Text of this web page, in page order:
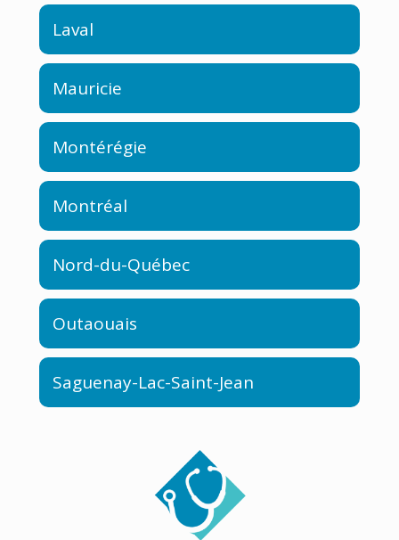
Laval
Mauricie
Montérégie
Montréal
Nord-du-Québec
Outaouais
Saguenay-Lac-Saint-Jean